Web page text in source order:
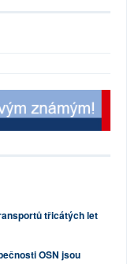
třicátých let
OSN jsou